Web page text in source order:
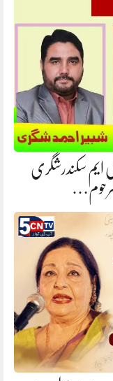
جی ایم سکندرشگری
مرحوم…